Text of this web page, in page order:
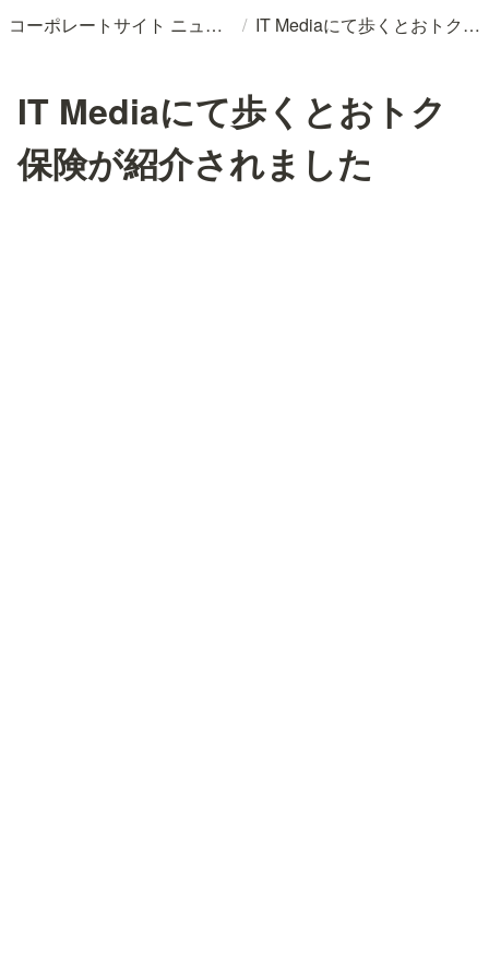
コーポレートサイト ニュースリリースDB / IT Mediaにて歩くとおトク保険が紹介されました
IT Mediaにて歩くとおトク
保険が紹介されました